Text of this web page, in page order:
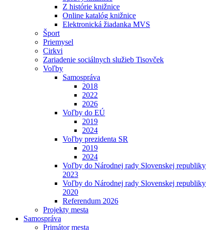
Z histórie knižnice
Online katalóg knižnice
Elektronická žiadanka MVS
Šport
Priemysel
Cirkvi
Zariadenie sociálnych služieb Tisovček
Voľby
Samospráva
2018
2022
2026
Voľby do EÚ
2019
2024
Voľby prezidenta SR
2019
2024
Voľby do Národnej rady Slovenskej republiky
2023
Voľby do Národnej rady Slovenskej republiky
2020
Referendum 2026
Projekty mesta
Samospráva
Primátor mesta